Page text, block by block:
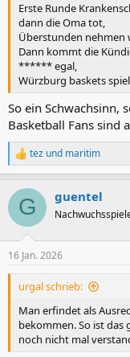
Erste Runde
dann die Oma tot,
Überstunden nehmen
Dann kommt die
****** egal,
Würzburg baskets
So ein Schwachsinn,
Basketball Fans sind
R
e
k
i
e
n
tez und maritim
G guentel
16 Jan. 2026
urgal schrieb:
Man erfindet als
bekommen. So ist das
noch nicht mal